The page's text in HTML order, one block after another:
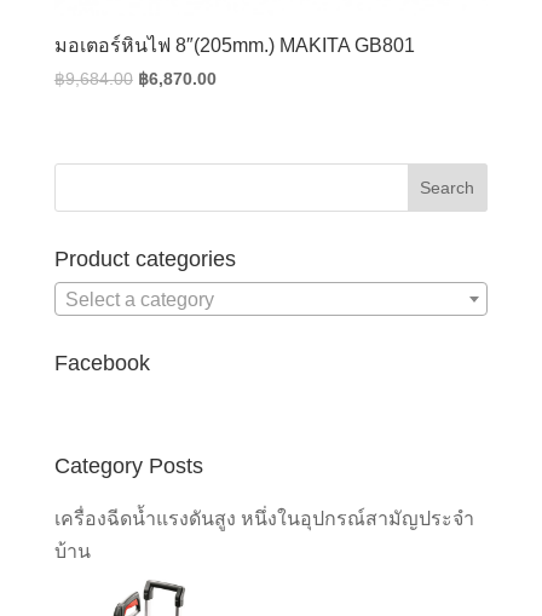
มอเตอร์หินไฟ 8″(205mm.) MAKITA GB801
฿9,684.00 Original
฿9,684.00.
฿6,870.00Current
฿6,870.00.
Product categories
Select a category
Facebook
Category Posts
เครื่องฉีดน้ำแรงดันสูง หนึ่งในอุปกรณ์สามัญประจำ
บ้าน